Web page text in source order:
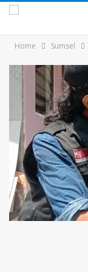
Home Sumsel